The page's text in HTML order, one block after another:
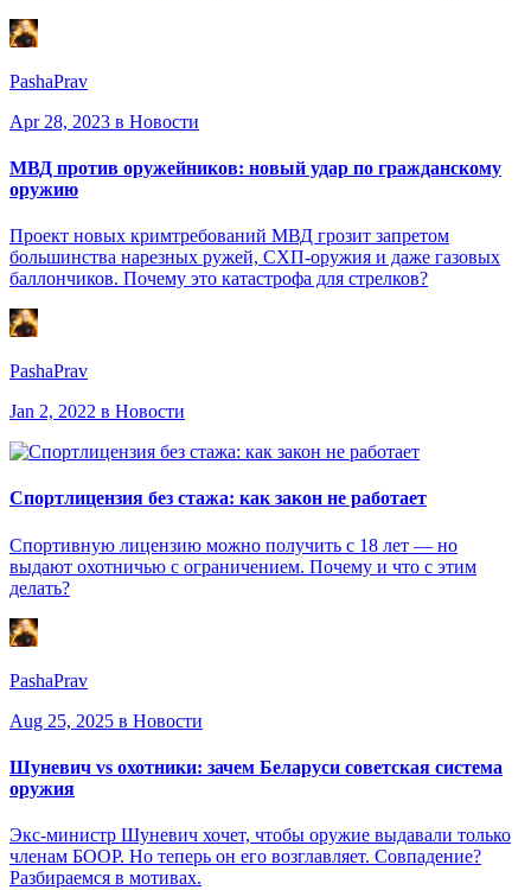
PashaPrav
Apr 28, 2023 в Новости
МВД против оружейников: новый удар по гражданскому
оружию
Проект новых кримтребований МВД грозит запретом
большинства нарезных ружей, СХП-оружия и даже газовых
баллончиков. Почему это катастрофа для стрелков?
PashaPrav
Jan 2, 2022 в Новости
Спортлицензия без стажа: как закон не работает
Спортивную лицензию можно получить с 18 лет — но
выдают охотничью с ограничением. Почему и что с этим
делать?
PashaPrav
Aug 25, 2025 в Новости
Шуневич vs охотники: зачем Беларуси советская система
оружия
Экс-министр Шуневич хочет, чтобы оружие выдавали только
членам БООР. Но теперь он его возглавляет. Совпадение?
Разбираемся в мотивах.